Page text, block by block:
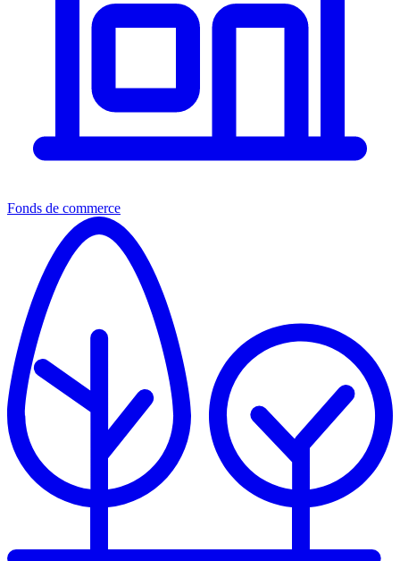
Fonds de commerce